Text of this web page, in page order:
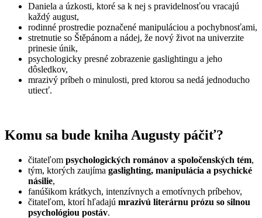
Daniela a úzkosti, ktoré sa k nej s pravidelnosťou vracajú
každý august,
rodinné prostredie poznačené manipuláciou a pochybnosťami,
stretnutie so Štěpánom a nádej, že nový život na univerzite
prinesie únik,
psychologicky presné zobrazenie gaslightingu a jeho
dôsledkov,
mrazivý príbeh o minulosti, pred ktorou sa nedá jednoducho
utiecť.
Komu sa bude kniha Augusty páčiť?
čitateľom psychologických románov a spoločenských tém,
tým, ktorých zaujíma gaslighting, manipulácia a psychické
násilie,
fanúšikom krátkych, intenzívnych a emotívnych príbehov,
čitateľom, ktorí hľadajú mrazivú literárnu prózu so silnou
psychológiou postáv.